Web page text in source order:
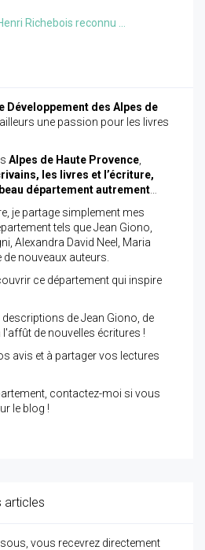
Richebois reconnu ...
Développement des Alpes de
ailleurs une passion pour les livres
Alpes de Haute Provence
les livres et l’écriture,
département autrement
je partage simplement mes
tels que Jean Giono,
Alexandra David Neel, Maria
nouveaux auteurs.
ce département qui inspire
de Jean Giono, de
de nouvelles écritures !
avis et à partager vos lectures
contactez-moi si vous
le blog !
articles
vous recevrez directement